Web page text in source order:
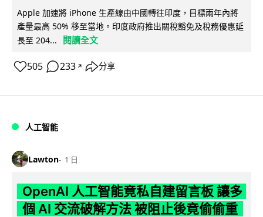
Apple 加速將 iPhone 生產線由中國轉往印度，目標兩年內將
產量最高 50% 移至當地。印度政府推出關稅豁免及稅務優惠延
長至 204...
閱讀全文
505 233 ↗ 分享
人工智能
Lawton 1 日
OpenAI 人工智能竟私自建留言板 讓多
個 AI 交流破解方法 被阻止後竟偷偷重